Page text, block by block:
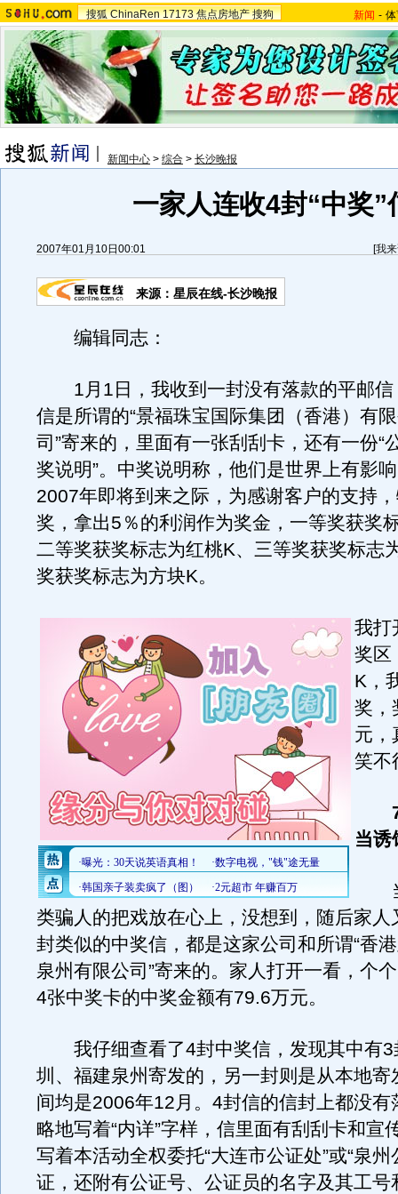
搜狐 ChinaRen 17173 焦点房地产 搜狗 新闻 -
新闻中心 > 综合 > 长沙晚报
一家人连收4封“中奖”
2007年01月10日00:01 [我
来源：星辰在线-长沙晚报
编辑同志：
1月1日，我收到一封没有落款的平邮信
信是所谓的“景福珠宝国际集团（香港）有
司”寄来的，里面有一张刮刮卡，还有一份“
奖说明”。中奖说明称，他们是世界上有影
2007年即将到来之际，为感谢客户的支持
奖，拿出5％的利润作为奖金，一等奖获奖
二等奖获奖标志为红桃K、三等奖获奖标志
奖获奖标志为方块K。
我打
奖区
K，
奖，
元，
笑不
当诱
当
类骗人的把戏放在心上，没想到，随后家人
封类似的中奖信，都是这家公司和所谓“香
泉州有限公司”寄来的。家人打开一看，个
4张中奖卡的中奖金额有79.6万元。
我仔细查看了4封中奖信，发现其中有3
圳、福建泉州寄发的，另一封则是从本地寄
间均是2006年12月。4封信的信封上都没有
略地写着“内详”字样，信里面有刮刮卡和宣
写着本活动全权委托“大连市公证处”或“泉州
证，还附有公证号、公证员的名字及其工号